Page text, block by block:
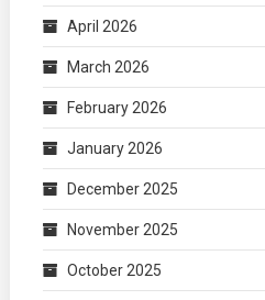
April 2026
March 2026
February 2026
January 2026
December 2025
November 2025
October 2025